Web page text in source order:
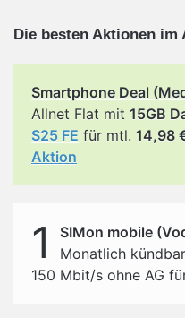
Die besten Aktionen im
Smartphone Deal
Allnet Flat mit 15GB
S25 FE für mtl. 14,98
Aktion
1
SIMon mobile
Monatlich
150 Mbit/s ohne AG